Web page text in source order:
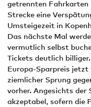
getrennten Fahrkarten
Strecke eine
Umsteigezeit in
Das nächste Mal
vermutlich selbst
Tickets deutlich
Europa-Sparpreis
ziemlicher Sprung
vorher. Angesichts der
akzeptabel, sofern die